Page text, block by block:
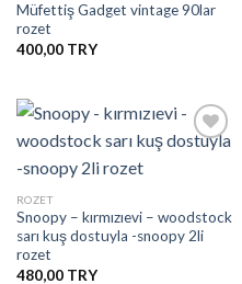
İstek
Müfettiş Gadget vintage 90lar
rozet
400,00
Ekle
ROZET
Snoopy – kırmızıevi – woodstock
sarı kuş dostuyla -snoopy 2li
rozet
480,00